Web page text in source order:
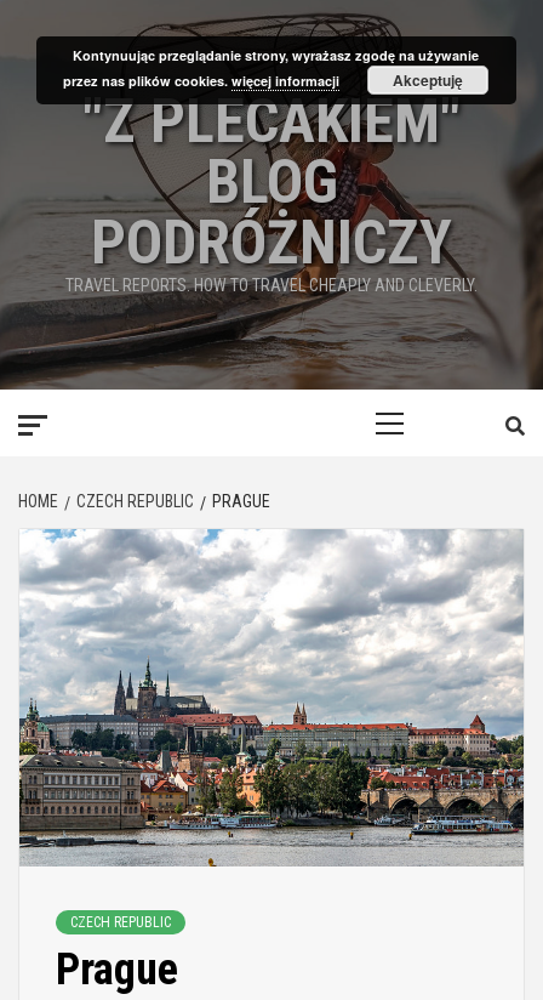
"Z PLECAKIEM"
BLOG
PODRÓŻNICZY
TRAVEL REPORTS. HOW TO TRAVEL CHEAPLY AND CLEVERLY.
HOME CZECH REPUBLIC PRAGUE
CZECH REPUBLIC
Prague
Kontynuując przeglądanie strony, wyrażasz zgodę na używanie
przez nas plików cookies.więcej informacji Akceptuję